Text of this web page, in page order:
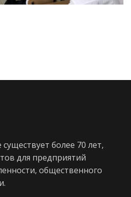
более 70 лет,
для предприятий
общественного